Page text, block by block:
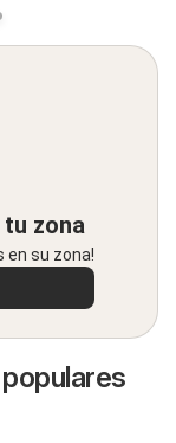
zona
en su zona!